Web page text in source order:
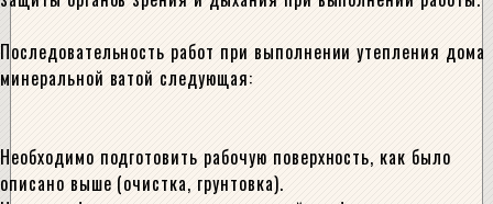
Последовательность работ при выполнении утепления дома
минеральной ватой следующая:
Необходимо подготовить рабочую поверхность, как было
описано выше (очистка, грунтовка).